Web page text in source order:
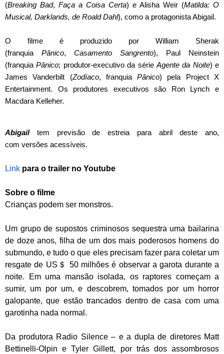
(Breaking Bad, Faça a Coisa Certa) e Alisha Weir (Matilda: O
Musical, Darklands, de Roald Dahl), como a protagonista Abigail.
O filme é produzido por William Sherak
(franquia Pânico, Casamento Sangrento), Paul Neinstein
(franquiaPânico; produtor-executivo da série Agente da Noite) e
James Vanderbilt (Zodíaco, franquiaPânico) pela Project X
Entertainment. Os produtores executivos são Ron Lynch e
Macdara Kelleher.
Abigailtem previsão de estreia para abril deste ano,
com versões acessíveis.
Link para o trailer no Youtube
Sobre o filme
Crianças podem ser monstros.
Um grupo de supostos criminosos sequestra uma bailarina
de doze anos, filha de um dos mais poderosos homens do
submundo, e tudo o que eles precisam fazer para coletar um
resgate de US＄ 50 milhões é observar a garota durante a
noite. Em uma mansão isolada, os raptores começam a
sumir, um por um, e descobrem, tomados por um horror
galopante, que estão trancados dentro de casa com uma
garotinha nada normal.
Da produtora Radio Silence – e a dupla de diretores Matt
Bettinelli-Olpin e Tyler Gillett, por trás dos assombrosos